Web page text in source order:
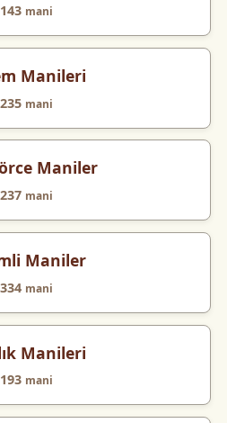
143 mani
Manileri
235 mani
Maniler
237 mani
Maniler
334 mani
Manileri
193 mani